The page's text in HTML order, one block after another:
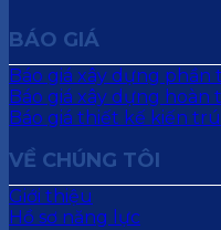
BÁO GIÁ
Báo giá xây dựng phần
Báo giá xây dựng hoàn
Báo giá thiết kế kiến
VỀ CHÚNG TÔI
Giới thiệu
Hồ sơ năng lực